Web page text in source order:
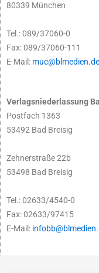
80339 München
Tel.: 089/37060-0
Fax: 089/37060-111
E-Mail: muc@blmedien.de
Verlagsniederlassung
Postfach 1363
53492 Bad Breisig
Zehnerstraße 22b
53498 Bad Breisig
Tel.: 02633/4540-0
Fax: 02633/97415
E-Mail: